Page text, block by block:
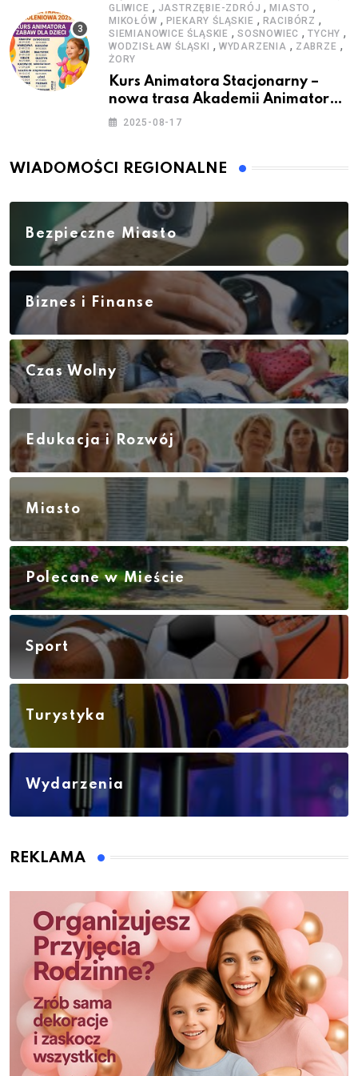
GLIWICE , JASTRZĘBIE-ZDRÓJ ,MIASTO ,
MIKOŁÓW , PIEKARY ŚLĄSKIE , RACIBÓRZ ,
SIEMIANOWICE ŚLĄSKIE ,SOSNOWIEC ,TYCHY ,
WODZISŁAW ŚLĄSKI , WYDARZENIA , ZABRZE ,
ŻORY
Kurs Animatora Stacjonarny –
nowa trasa Akademii Animatora
– jesień 2025
2025-08-17
WIADOMOŚCI REGIONALNE
Bezpieczne Miasto
Biznes i Finanse
Czas Wolny
Edukacja i Rozwój
Miasto
Polecane w Mieście
Sport
Turystyka
Wydarzenia
REKLAMA